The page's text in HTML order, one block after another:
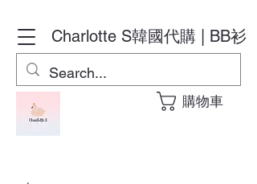
Charlotte S韓國代購 | BB衫
購物車